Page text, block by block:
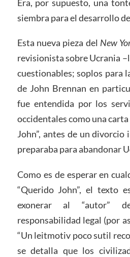
Era, por supuesto, una
siembra para el desarrollo
Esta nueva pieza del New
revisionista sobre Ucrania
cuestionables; soplos para
de John Brennan en
fue entendida por los
occidentales como una
John”, antes de un divorcio
preparaba para abandonar
Como es de esperar en
“Querido John”, el texto
exonerar al “autor”
responsabilidad legal (por
“Un leitmotiv poco sutil
se detalla que los